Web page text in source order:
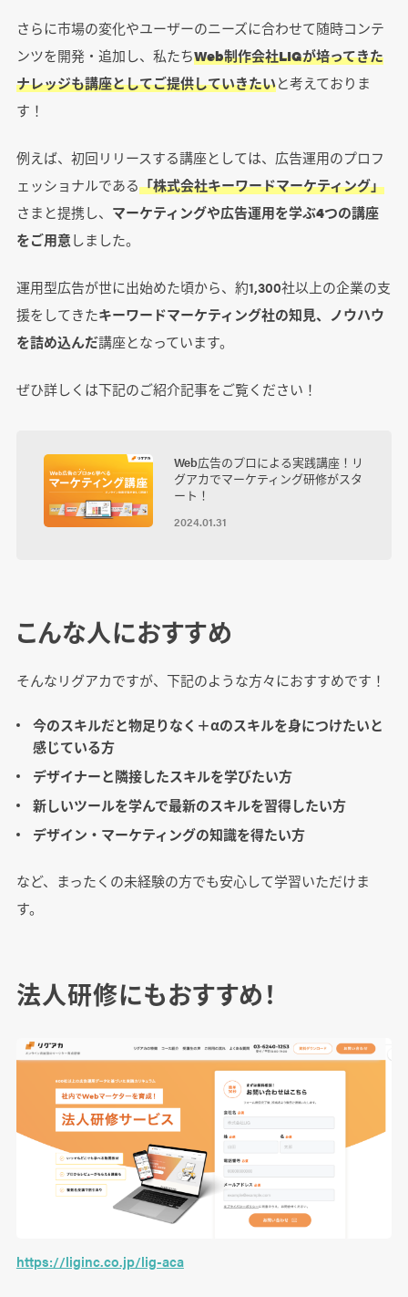
さらに市場の変化やユーザーのニーズに合わせて随時コンテ
ンツを開発・追加し、私たちWeb制作会社LIGが培ってきた
ナレッジも講座としてご提供していきたいと考えておりま
す！
例えば、初回リリースする講座としては、広告運用のプロフ
ェッショナルである「株式会社キーワードマーケティング」
さまと提携し、 マーケティングや広告運用を学ぶ4つの講座
をご用意しました。
運用型広告が世に出始めた頃から、約1,300社以上の企業の支
援をしてきたキーワードマーケティング社の知見、ノウハウ
を詰め込んだ講座となっています。
ぜひ詳しくは下記のご紹介記事をご覧ください！
Web広告のプロによる実践講座！リ
グアカでマーケティング研修がスタ
ート！
2024.01.31
こんな人におすすめ
そんなリグアカですが、下記のような方々におすすめです！
今のスキルだと物足りなく＋αのスキルを身につけたいと
感じている方
デザイナーと隣接したスキルを学びたい方
新しいツールを学んで最新のスキルを習得したい方
デザイン・マーケティングの知識を得たい方
など、まったくの未経験の方でも安心して学習いただけま
す。
法人研修にもおすすめ！
https://liginc.co.jp/lig-aca